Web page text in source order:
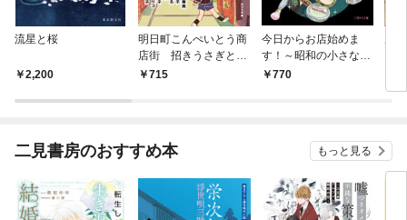
流星と桜
2,200
明日町こんぺいとう商
店街 招きうさぎと七
軒の物語【電子限定特
715
今日からお店始めま
す！～昭和の小さな雑
貨屋さん～
770
二見書房のおすすめ本 もっと見る